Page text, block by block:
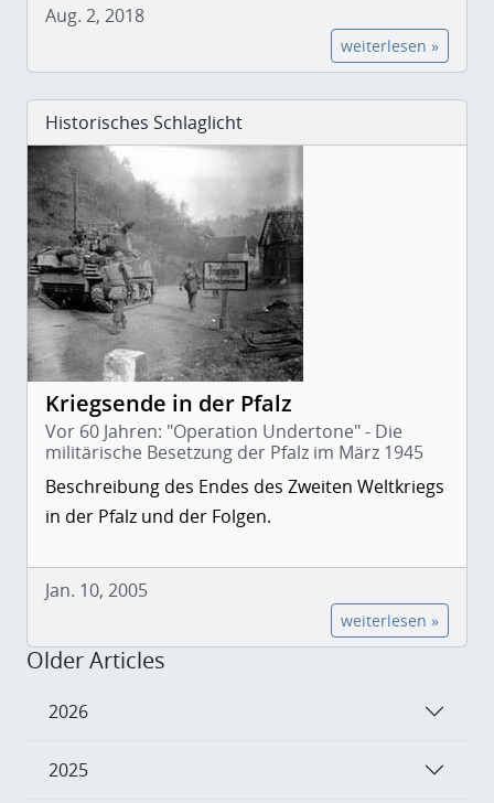
Aug. 2, 2018
weiterlesen »
Historisches Schlaglicht
Kriegsende in der Pfalz
Vor 60 Jahren: "Operation Undertone" - Die
militärische Besetzung der Pfalz im März 1945
Beschreibung des Endes des Zweiten Weltkriegs
in der Pfalz und der Folgen.
Jan. 10, 2005
weiterlesen »
Older Articles
2026
2025